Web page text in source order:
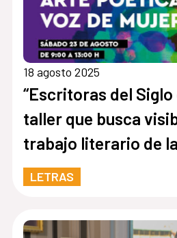
18 agosto 2025
“Escritoras del Siglo
taller que busca
trabajo literario de
los siglos XVI y XVII
LETRAS